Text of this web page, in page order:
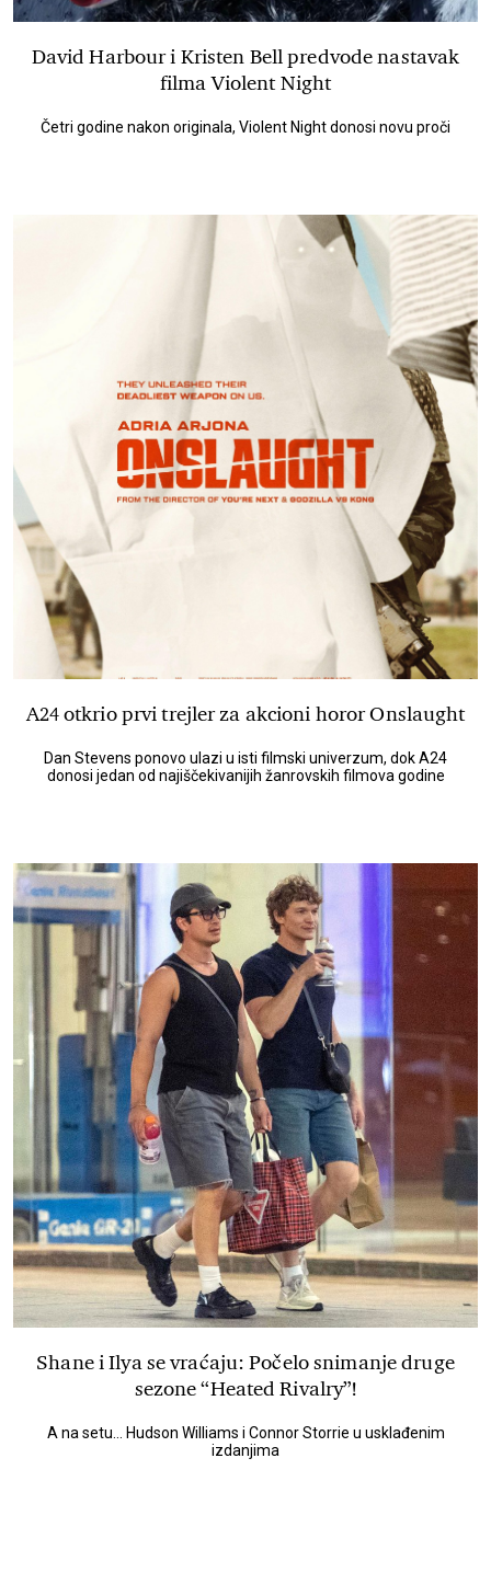
David Harbour i Kristen Bell predvode nastavak
filma Violent Night
Četri godine nakon originala, Violent Night donosi novu proči
A24 otkrio prvi trejler za akcioni horor Onslaught
Dan Stevens ponovo ulazi u isti filmski univerzum, dok A24
donosi jedan od najiščekivanijih žanrovskih filmova godine
Shane i Ilya se vraćaju: Počelo snimanje druge
sezone “Heated Rivalry”!
A na setu... Hudson Williams i Connor Storrie u usklađenim
izdanjima